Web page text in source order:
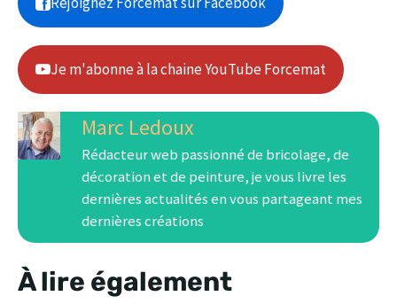
Je m'abonne à la chaine YouTube Forcemat
Marc Ledoux
Rédacteur web passionné de bricolage, de
décoration et de peinture, je vous livre les
dernières actualités en vous partageant mes
dernières créations
À lire également